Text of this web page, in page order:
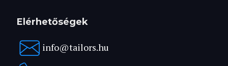
Elérhetőségek
info@tailors.hu